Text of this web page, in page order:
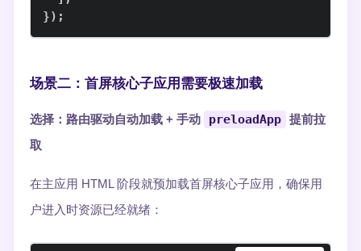
}) ;
场景二：首屏核心子应用需要极速加载
选择：路由驱动自动加载 + 手动 preloadApp 提前拉
取
在主应用 HTML 阶段就预加载首屏核心子应用，确保用
户进入时资源已经就绪：